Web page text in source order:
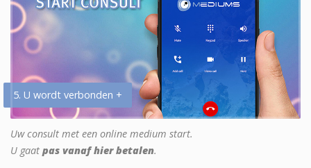
5. U wordt verbonden +
Uw consult met een online medium start.
U gaat pas vanaf hier betalen.